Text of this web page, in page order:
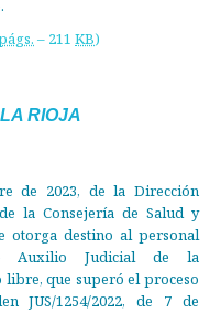
– 211KB)
RIOJA
de 2023, de la Dirección
la Consejería de Salud y
otorga destino al personal
Auxilio Judicial de la
libre, que superó el proceso
JUS/1254/2022, de 7 de